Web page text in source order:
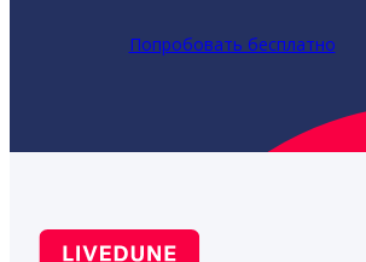
Попробовать бесплатно